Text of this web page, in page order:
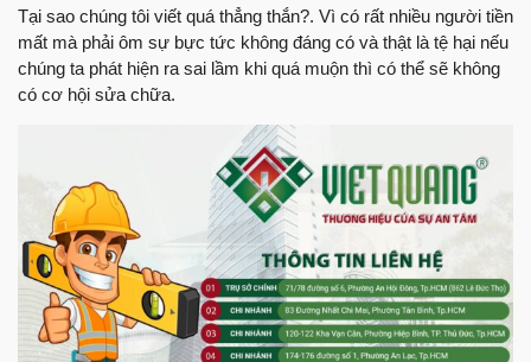
Tại sao chúng tôi viết quá thẳng thắn?. Vì có rất nhiều người tiền
mất mà phải ôm sự bực tức không đáng có và thật là tệ hại nếu
chúng ta phát hiện ra sai lầm khi quá muộn thì có thể sẽ không
có cơ hội sửa chữa.